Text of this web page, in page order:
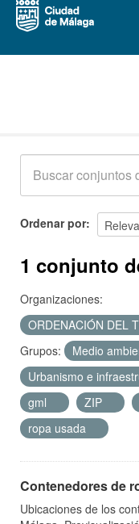
Acerca de
Ordenar por
1 conjunto
Organizaciones:
ORDENACIÓN DEL
Grupos:
Medio
Urbanismo e
gml
ZIP
ropa usada
Contenedores de
Ubicaciones de los